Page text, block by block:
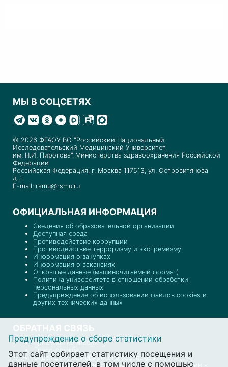
МЫ В СОЦСЕТЯХ
© 2026 ФГАОУ ВО "Российский Национальный
Исследовательский Медицинский Университет
им. Н.И. Пирогова" Министерства здравоохранения Российской
Федерации
Российская Федерация, г. Москва 117513, ул. Островитянова
д. 1
E-mail: rsmu@rsmu.ru
ОФИЦИАЛЬНАЯ ИНФОРМАЦИЯ
Сведения об образовательной организации
Доступная среда
Противодействие коррупции
Противодействие терроризму и экстремизму
Информация о закупках
Информация о вакансиях
Открытые данные (машиночитаемый формат)
Политика университета в отношении обработки
персональных данных
Предупреждение об использовании файлов cookies и
других технических данных
ОБРАТНАЯ СВЯЗЬ
Приемная комиссия
Пресс-служба
Отдел документационного обеспечения
Обратная связь для обращений о фактах коррупции в
Предупреждение о сборе статистики
Этот сайт собирает статистику посещения и
данные посетителей, в том числе с помощью